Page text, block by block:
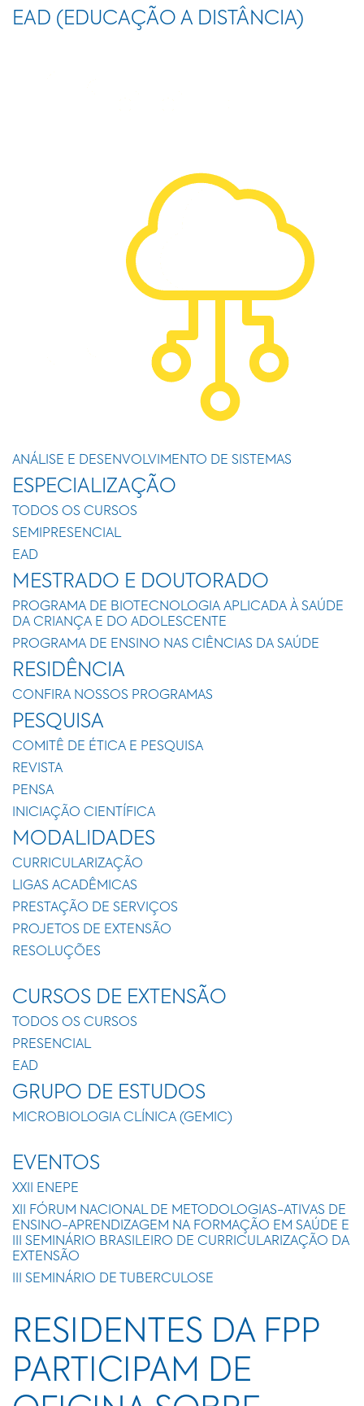
EAD (EDUCAÇÃO A DISTÂNCIA)
ANÁLISE E DESENVOLVIMENTO DE SISTEMAS
ESPECIALIZAÇÃO
TODOS OS CURSOS
SEMIPRESENCIAL
EAD
MESTRADO E DOUTORADO
PROGRAMA DE BIOTECNOLOGIA APLICADA À SAÚDE
DA CRIANÇA E DO ADOLESCENTE
PROGRAMA DE ENSINO NAS CIÊNCIAS DA SAÚDE
RESIDÊNCIA
CONFIRA NOSSOS PROGRAMAS
PESQUISA
COMITÊ DE ÉTICA E PESQUISA
REVISTA
PENSA
INICIAÇÃO CIENTÍFICA
MODALIDADES
CURRICULARIZAÇÃO
LIGAS ACADÊMICAS
PRESTAÇÃO DE SERVIÇOS
PROJETOS DE EXTENSÃO
RESOLUÇÕES
CURSOS DE EXTENSÃO
TODOS OS CURSOS
PRESENCIAL
EAD
GRUPO DE ESTUDOS
MICROBIOLOGIA CLÍNICA (GEMIC)
EVENTOS
XXII ENEPE
XII FÓRUM NACIONAL DE METODOLOGIAS-ATIVAS DE
ENSINO-APRENDIZAGEM NA FORMAÇÃO EM SAÚDE E
III SEMINÁRIO BRASILEIRO DE CURRICULARIZAÇÃO DA
EXTENSÃO
III SEMINÁRIO DE TUBERCULOSE
RESIDENTES DA FPP
PARTICIPAM DE